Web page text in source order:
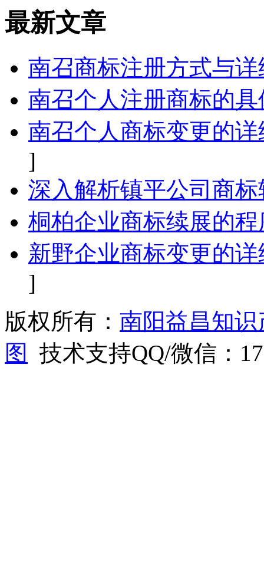
最新文章
南召商标注册方式与
南召个人注册商标的
南召个人商标变更的
]
深入解析镇平公司商
桐柏企业商标续展的
新野企业商标变更的
]
版权所有： 南阳益昌知
图
技术支持QQ/微信：